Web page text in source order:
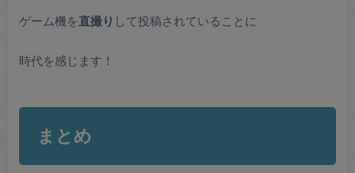
ゲーム機を直撮り して投稿されていることに
時代を感じます！
まとめ